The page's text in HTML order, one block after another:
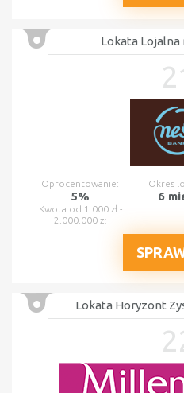
Lokata Lojalna
Oprocentowanie: Okres
5% 6
Kwota od 1.000 zł -
2.000.000 zł
Lokata Horyzont